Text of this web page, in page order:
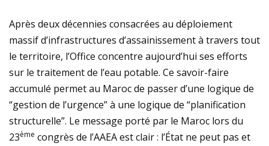
Après deux décennies consacrées au déploiement
massif d’infrastructures d’assainissement à travers tout
le territoire, l’Office concentre aujourd’hui ses efforts
sur le traitement de l’eau potable. Ce savoir-faire
accumulé permet au Maroc de passer d’une logique de
“gestion de l’urgence” à une logique de “planification
structurelle”. Le message porté par le Maroc lors du
23ème congrès de l’AAEA est clair : l’État ne peut pas et